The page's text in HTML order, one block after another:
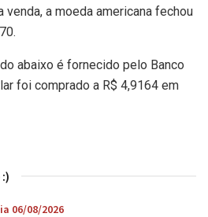
venda, a moeda americana fechou
abaixo é fornecido pelo Banco
foi comprado a R$ 4,9164 em
06/08/2026